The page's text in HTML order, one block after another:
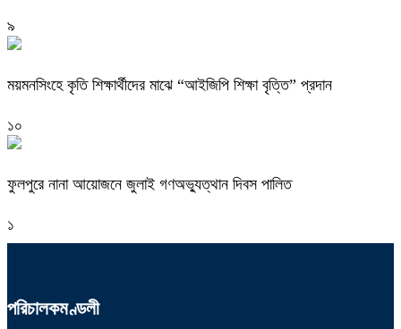
৯
ময়মনসিংহে কৃতি শিক্ষার্থীদের মাঝে “আইজিপি শিক্ষা বৃত্তি” প্রদান
১০
ফুলপুরে নানা আয়োজনে জুলাই গণঅভ্যুত্থান দিবস পালিত
১
পরিচালকমণ্ডলী